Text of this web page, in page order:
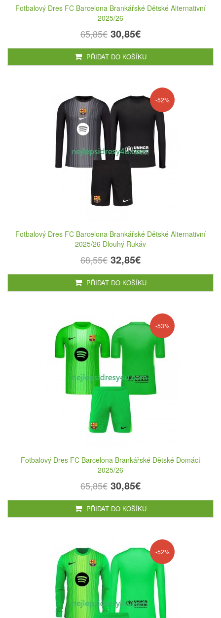
Fotbalový Dres FC Barcelona Brankářské Dětské Alternativní
2025/26
65,85€ 30,85€
PŘIDAT DO KOŠÍKU
-52%
Fotbalový Dres FC Barcelona Brankářské Dětské Alternativní
2025/26 Dlouhý Rukáv
68,55€ 32,85€
PŘIDAT DO KOŠÍKU
-53%
Fotbalový Dres FC Barcelona Brankářské Dětské Domácí
2025/26
65,85€ 30,85€
PŘIDAT DO KOŠÍKU
-52%